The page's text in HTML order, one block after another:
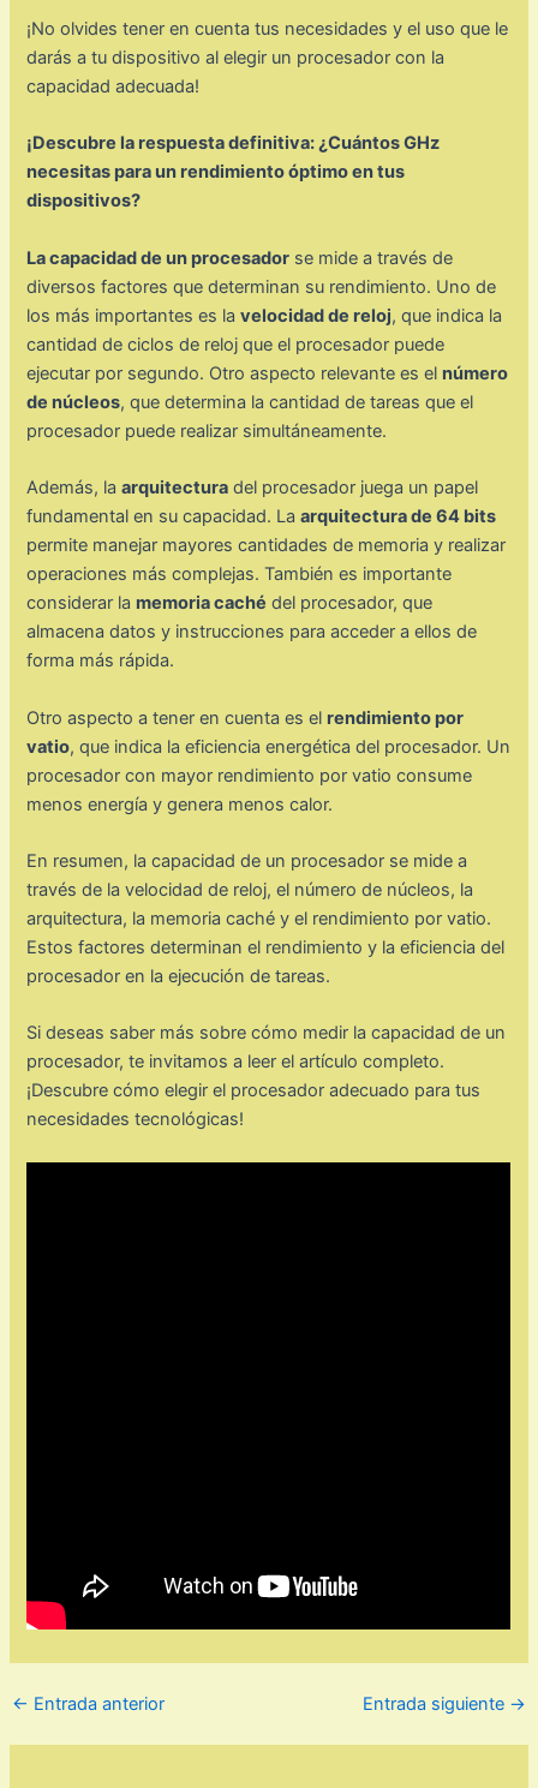
¡No olvides tener en cuenta tus necesidades y el uso que le
darás a tu dispositivo al elegir un procesador con la
capacidad adecuada!
¡Descubre la respuesta definitiva: ¿Cuántos GHz
necesitas para un rendimiento óptimo en tus
dispositivos?
La capacidad de un procesador se mide a través de
diversos factores que determinan su rendimiento. Uno de
los más importantes es lavelocidad de reloj, que indica la
cantidad de ciclos de reloj que el procesador puede
ejecutar por segundo. Otro aspecto relevante es el número
de núcleos, que determina la cantidad de tareas que el
procesador puede realizar simultáneamente.
Además, laarquitectura del procesador juega un papel
fundamental en su capacidad. Laarquitectura de 64 bits
permite manejar mayores cantidades de memoria y realizar
operaciones más complejas. También es importante
considerar la memoria caché del procesador, que
almacena datos y instrucciones para acceder a ellos de
forma más rápida.
Otro aspecto a tener en cuenta es el rendimiento por
vatio, que indica la eficiencia energética del procesador. Un
procesador con mayor rendimiento por vatio consume
menos energía y genera menos calor.
En resumen, la capacidad de un procesador se mide a
través de la velocidad de reloj, el número de núcleos, la
arquitectura, la memoria caché y el rendimiento por vatio.
Estos factores determinan el rendimiento y la eficiencia del
procesador en la ejecución de tareas.
Si deseas saber más sobre cómo medir la capacidad de un
procesador, te invitamos a leer el artículo completo.
¡Descubre cómo elegir el procesador adecuado para tus
necesidades tecnológicas!
← Entrada anterior Entrada siguiente →